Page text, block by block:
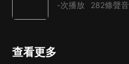
-次播放 282條聲音
查看更多